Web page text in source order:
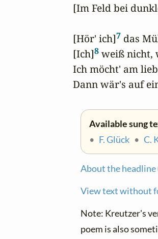
[Im Feld bei
[Hör' ich]7 das
[Ich]8 weiß nicht,
Ich möcht' am
Dann wär's auf
Available sung
• F. Glück • C.
About the headline
View text without
Note: Kreutzer's
poem is also